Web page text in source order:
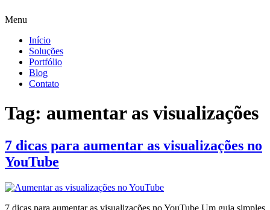
Menu
Início
Soluções
Portfólio
Blog
Contato
Tag: aumentar as visualizações
7 dicas para aumentar as visualizações no
YouTube
7 dicas para aumentar as visualizações no YouTube Um guia simples